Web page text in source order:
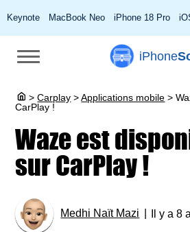
Keynote MacBook Neo iPhone 18 Pro
iPhone
> Carplay > Applications mobile >
CarPlay !
Waze est
sur CarPlay !
Medhi Naït Mazi Il y a 8